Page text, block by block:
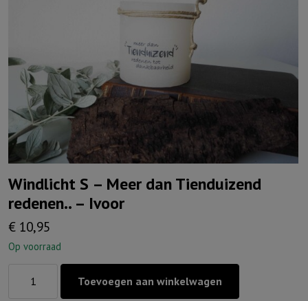
Windlicht S – Meer dan Tienduizend
redenen.. – Ivoor
€ 10,95
Op voorraad
Toevoegen aan winkelwagen